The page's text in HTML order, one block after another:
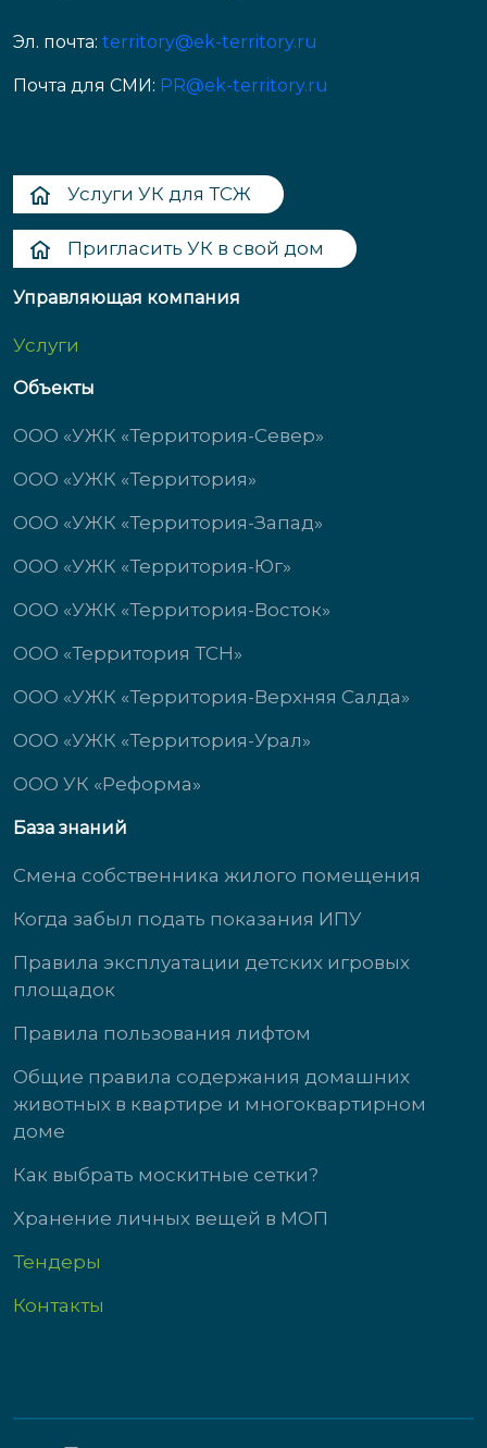
Эл. почта: territory@ek-territory.ru
Почта для СМИ: PR@ek-territory.ru
Услуги УК для ТСЖ
Пригласить УК в свой дом
Управляющая компания
Услуги
Объекты
ООО «УЖК «Территория-Север»
ООО «УЖК «Территория»
ООО «УЖК «Территория-Запад»
ООО «УЖК «Территория-Юг»
ООО «УЖК «Территория-Восток»
ООО «Территория ТСН»
ООО «УЖК «Территория-Верхняя Салда»
ООО «УЖК «Территория-Урал»
ООО УК «Реформа»
База знаний
Смена собственника жилого помещения
Когда забыл подать показания ИПУ
Правила эксплуатации детских игровых
площадок
Правила пользования лифтом
Общие правила содержания домашних
животных в квартире и многоквартирном
доме
Как выбрать москитные сетки?
Хранение личных вещей в МОП
Тендеры
Контакты